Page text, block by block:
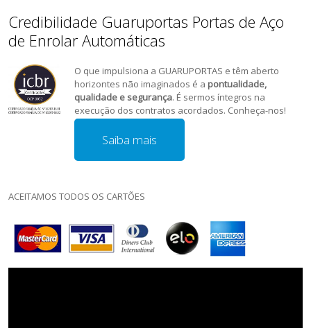
Credibilidade Guaruportas Portas de Aço
de Enrolar Automáticas
O que impulsiona a GUARUPORTAS e têm aberto
horizontes não imaginados é a pontualidade,
qualidade e segurança. É sermos íntegros na
execução dos contratos acordados. Conheça-nos!
Saiba mais
ACEITAMOS TODOS OS CARTÕES